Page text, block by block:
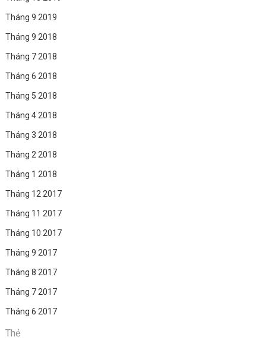
Tháng 9 2019
Tháng 9 2018
Tháng 7 2018
Tháng 6 2018
Tháng 5 2018
Tháng 4 2018
Tháng 3 2018
Tháng 2 2018
Tháng 1 2018
Tháng 12 2017
Tháng 11 2017
Tháng 10 2017
Tháng 9 2017
Tháng 8 2017
Tháng 7 2017
Tháng 6 2017
Thẻ